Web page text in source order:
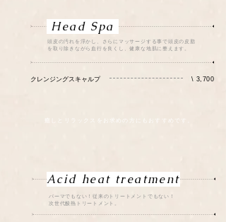
Head Spa
​頭皮の汚れを浮かし、さらにマッサージする事で頭皮の皮脂
を取り除きながら血行を良くし、健康な地肌に整えます。
\ 3,700
​クレンジングスキャルプ
癒しとリラックスをお求めの方にもおすすめです。
Acid heat treatment
パーマでもない！従来のトリートメントでもない！
次世代酸熱トリートメント。